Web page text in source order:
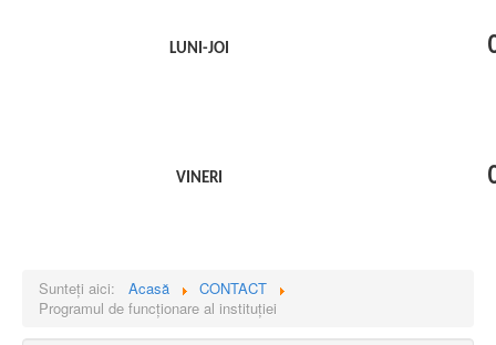
LUNI-JOI
VINERI
Sunteți aici: Acasă
CONTACT
Programul de funcționare al instituției